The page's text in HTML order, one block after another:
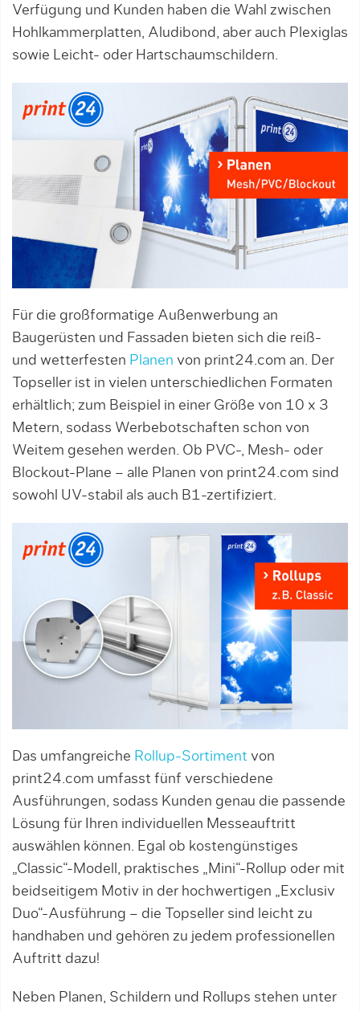
Verfügung und Kunden haben die Wahl zwischen
Hohlkammerplatten, Aludibond, aber auch Plexiglas
sowie Leicht- oder Hartschaumschildern.
Für die großformatige Außenwerbung an
Baugerüsten und Fassaden bieten sich die reiß-
und wetterfesten Planen von print24.com an. Der
Topseller ist in vielen unterschiedlichen Formaten
erhältlich; zum Beispiel in einer Größe von 10 x 3
Metern, sodass Werbebotschaften schon von
Weitem gesehen werden. Ob PVC-, Mesh- oder
Blockout-Plane – alle Planen von print24.com sind
sowohl UV-stabil als auch B1-zertifiziert.
Das umfangreiche Rollup-Sortiment von
print24.com umfasst fünf verschiedene
Ausführungen, sodass Kunden genau die passende
Lösung für Ihren individuellen Messeauftritt
auswählen können. Egal ob kostengünstiges
„Classic“-Modell, praktisches „Mini“-Rollup oder mit
beidseitigem Motiv in der hochwertigen „Exclusiv
Duo“-Ausführung – die Topseller sind leicht zu
handhaben und gehören zu jedem professionellen
Auftritt dazu!
Neben Planen, Schildern und Rollups stehen unter